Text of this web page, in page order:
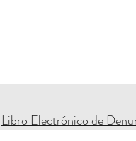
Libro Electrónico de